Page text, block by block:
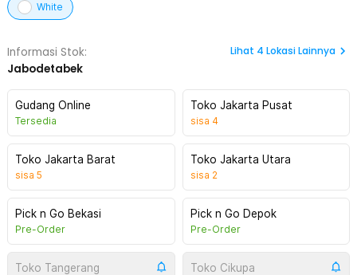
White
Informasi Stok:
Jabodetabek
Lihat 4 Lokasi Lainnya
Gudang Online
Tersedia
Toko Jakarta Pusat
sisa 4
Toko Jakarta Barat
sisa 5
Toko Jakarta Utara
sisa 2
Pick n Go Bekasi
Pre-Order
Pick n Go Depok
Pre-Order
Toko Tangerang Toko Cikupa